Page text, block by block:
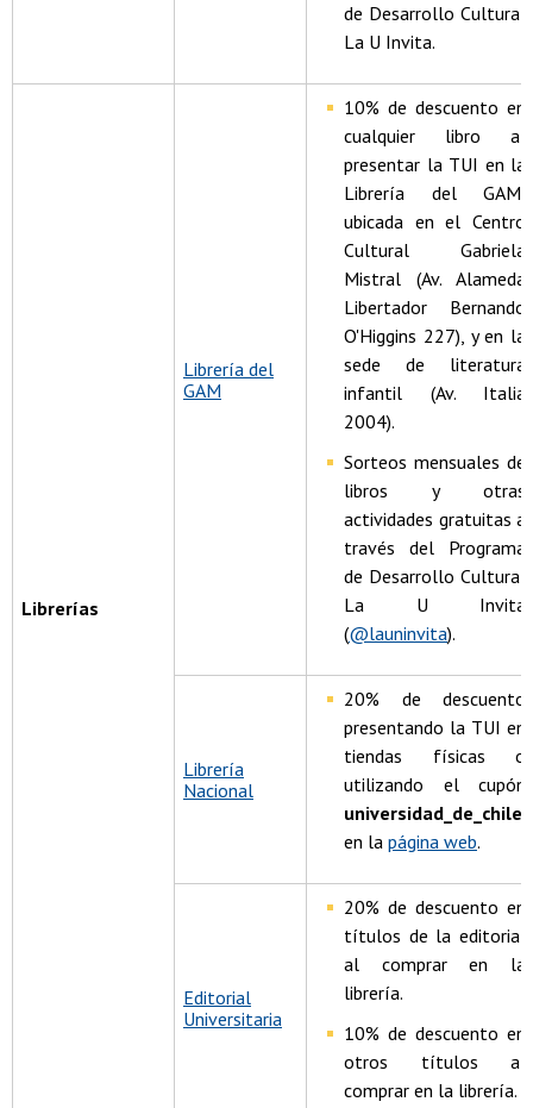
de Desarrollo Cultural
La U Invita.
Librerías
Librería del
GAM
10% de descuento en
cualquier libro al
presentar la TUI en la
Librería del GAM,
ubicada en el Centro
Cultural Gabriela
Mistral (Av. Alameda
Libertador Bernando
O'Higgins 227), y en la
sede de literatura
infantil (Av. Italia
2004).
Sorteos mensuales de
libros y otras
actividades gratuitas a
través del Programa
de Desarrollo Cultural
La U Invita
(@launinvita).
Librería
Nacional
20% de descuento
presentando la TUI en
tiendas físicas o
utilizando el cupón
universidad_de_chile
en la página web.
Editorial
Universitaria
20% de descuento en
títulos de la editorial
al comprar en la
librería.
10% de descuento en
otros títulos al
comprar en la librería.